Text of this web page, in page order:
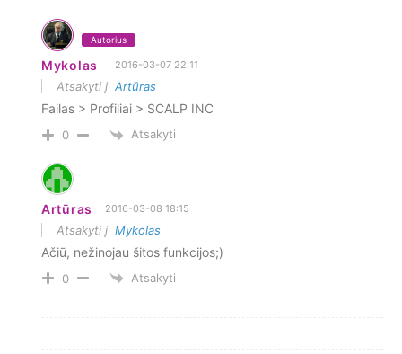
Autorius
Mykolas 2016-03-07 22:11
Atsakyti į Artūras
Failas > Profiliai > SCALP INC
0 Atsakyti
Artūras 2016-03-08 18:15
Atsakyti į Mykolas
Ačiū, nežinojau šitos funkcijos;)
0 Atsakyti